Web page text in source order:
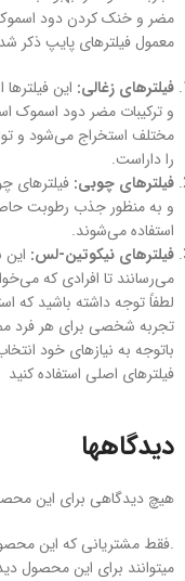
مضر و خنک کردن دود اسموک
معمول فیلترهای پایپ ذکر
فیلترهای زغالی: این
و ترکیبات مضر دود اسموک
مختلف استخراج می‌شود و
را داراست.
فیلترهای چوبی: فیلترهای
و به منظور جذب رطوبت
استفاده می‌شوند.
فیلترهای نیکوتین-لس: این
می‌رسانند تا افرادی که
لطفاً توجه داشته باشید که
تجربه شخصی برای هر فرد
باتوجه به نیازهای خود
فیلترهای اصلی استفاده کنید
دیدگاهها
هیچ دیدگاهی برای این
.فقط مشتریانی که این
میتوانند برای این محصول